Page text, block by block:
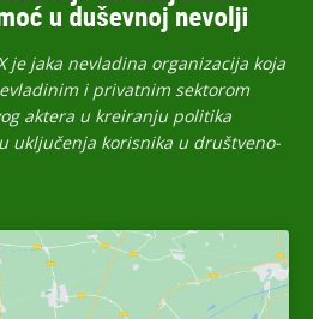
je jaka nevladina organizacija koja
i privatnim sektorom
aktera u kreiranju politika
uključenja korisnika u društveno-